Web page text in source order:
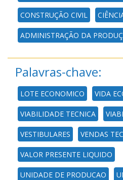
CONSTRUÇÃO CIVIL
ADMINISTRAÇÃO DA
Palavras-chave:
LOTE ECONOMICO VIDA
VIABILIDADE TECNICA
VESTIBULARES VENDAS
VALOR PRESENTE LIQUIDO
UNIDADE DE PRODUCAO